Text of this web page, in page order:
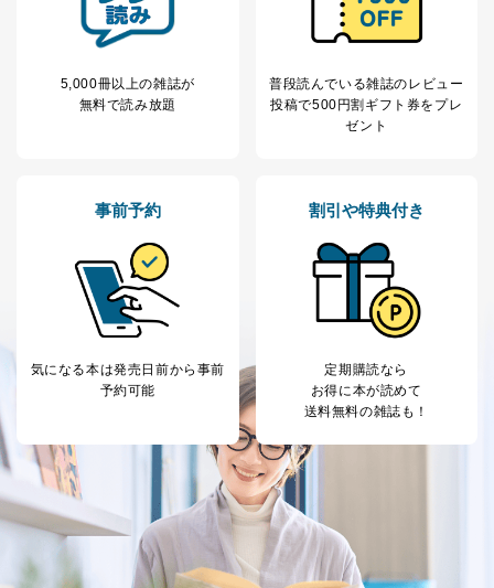
5,000冊以上の雑誌が
無料で読み放題
普段読んでいる雑誌のレビュー
投稿で500円割ギフト券をプレ
ゼント
事前予約
気になる本は発売日前から事前
予約可能
割引や特典付き
定期購読なら
お得に本が読めて
送料無料の雑誌も！